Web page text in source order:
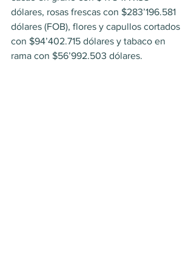
dólares, rosas frescas con $283’196.581
dólares (FOB), flores y capullos cortados
con $94’402.715 dólares y tabaco en
rama con $56’992.503 dólares.